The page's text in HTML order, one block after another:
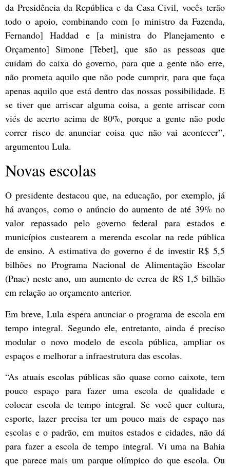
da Presidência da República e da Casa Civil, vocês terão
todo o apoio, combinando com [o ministro da Fazenda,
Fernando] Haddad e [a ministra do Planejamento e
Orçamento] Simone [Tebet], que são as pessoas que
cuidam do caixa do governo, para que a gente não erre,
não prometa aquilo que não pode cumprir, para que faça
apenas aquilo que está dentro das nossas possibilidade. E
se tiver que arriscar alguma coisa, a gente arriscar com
viés de acerto acima de 80%, porque a gente não pode
correr risco de anunciar coisa que não vai acontecer”,
argumentou Lula.
Novas escolas
O presidente destacou que, na educação, por exemplo, já
há avanços, como o anúncio do aumento de até 39% no
valor repassado pelo governo federal para estados e
municípios custearem a merenda escolar na rede pública
de ensino. A estimativa do governo é de investir R$ 5,5
bilhões no Programa Nacional de Alimentação Escolar
(Pnae) neste ano, um aumento de cerca de R$ 1,5 bilhão
em relação ao orçamento anterior.
Em breve, Lula espera anunciar o programa de escola em
tempo integral. Segundo ele, entretanto, ainda é preciso
modular o novo modelo de escola pública, ampliar os
espaços e melhorar a infraestrutura das escolas.
“As atuais escolas públicas são quase como caixote, tem
pouco espaço para fazer uma escola de qualidade e
colocar escola de tempo integral. Se você quer cultura,
esporte, lazer precisa ter um pouco mais de espaço nas
escolas e o padrão, em muitos estados e cidades, não dá
para fazer a escola de tempo integral. Vi uma na Bahia
que parece mais um parque olímpico do que escola. Ou